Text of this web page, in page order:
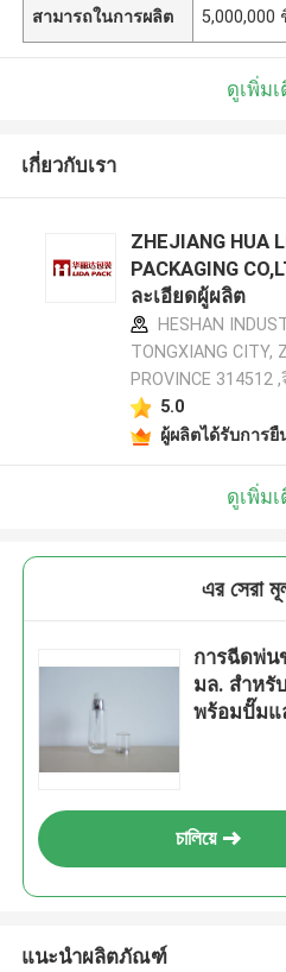
สามารถในการผลิต 5,000,000
ดูเพิ่ม
เกี่ยวกับเรา
ZHEJIANG HUA
PACKAGING
ละเอียดผู้ผลิต
HESHAN
TONGXIANG CITY,
PROVINCE 314512
5.0
ผู้ผลิตได้รับการยื
ดูเพิ่ม
এর সেরা
การฉีดพ่น
มล. สำหรั
พร้อมปั๊มแ
চালিয়ে
แนะนำผลิตภัณฑ์